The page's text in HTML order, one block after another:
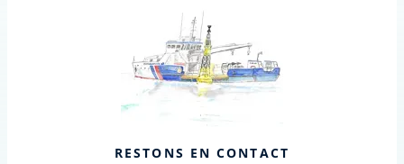
RESTONS EN CONTACT